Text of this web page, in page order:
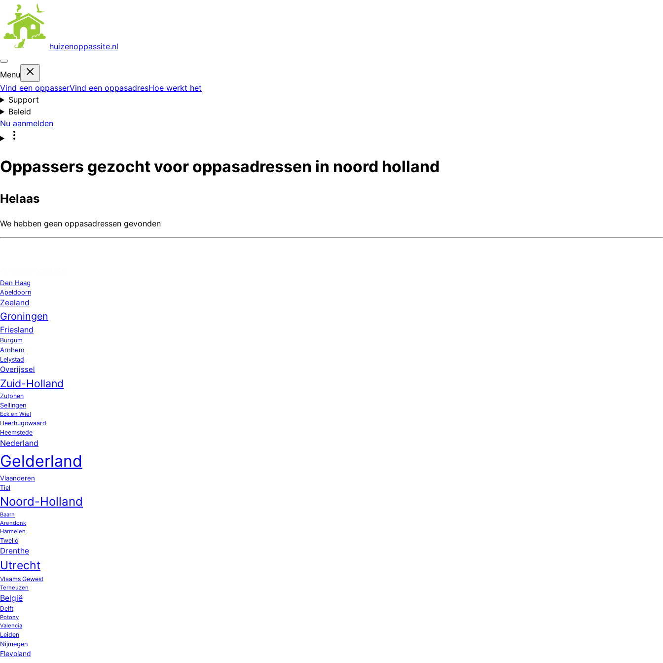
huizenoppassite.nl
Menu
Vind een oppasserVind een oppasadresHoe werkt het
Support
Beleid
Nu aanmelden
Oppassers gezocht voor oppasadressen in noord holland
Helaas
We hebben geen oppasadressen gevonden
Den Haag
Apeldoorn
Zeeland
Groningen
Friesland
Burgum
Arnhem
Lelystad
Overijssel
Zuid-Holland
Zutphen
Sellingen
Eck en Wiel
Heerhugowaard
Heemstede
Nederland
Gelderland
Vlaanderen
Tiel
Noord-Holland
Baarn
Arendonk
Harmelen
Twello
Drenthe
Utrecht
Vlaams Gewest
Terneuzen
België
Delft
Potony
Valencia
Leiden
Nijmegen
Flevoland